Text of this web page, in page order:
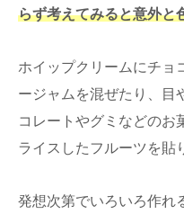
らず考えてみると意外と
ホイップクリームにチョ
ージャムを混ぜたり、目
コレートやグミなどのお
ライスしたフルーツを貼
発想次第でいろいろ作れ